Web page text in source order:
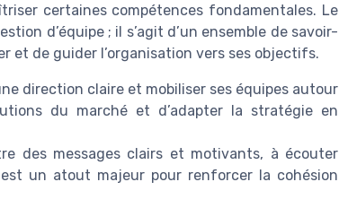
certaines compétences fondamentales. Le
d’équipe ; il s’agit d’un ensemble de savoir-
et de guider l’organisation vers ses objectifs.
direction claire et mobiliser ses équipes autour
du marché et d’adapter la stratégie en
des messages clairs et motivants, à écouter
un atout majeur pour renforcer la cohésion